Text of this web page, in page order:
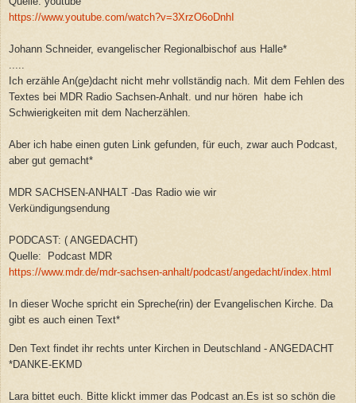
https://www.youtube.com/watch?v=3XrzO6oDnhI
Johann Schneider, evangelischer Regionalbischof aus Halle*
.....
Ich erzähle An(ge)dacht nicht mehr vollständig nach. Mit dem Fehlen des
Textes bei MDR Radio Sachsen-Anhalt. und nur hören habe ich
Schwierigkeiten mit dem Nacherzählen.
Aber ich habe einen guten Link gefunden, für euch, zwar auch Podcast,
aber gut gemacht*
MDR SACHSEN-ANHALT -Das Radio wie wir
Verkündigungsendung
PODCAST: ( ANGEDACHT)
Quelle: Podcast MDR
https://www.mdr.de/mdr-sachsen-anhalt/podcast/angedacht/index.html
In dieser Woche spricht ein Spreche(rin) der Evangelischen Kirche. Da
gibt es auch einen Text*
Den Text findet ihr rechts unter Kirchen in Deutschland - ANGEDACHT
*DANKE-EKMD
Lara bittet euch. Bitte klickt immer das Podcast an.Es ist so schön die